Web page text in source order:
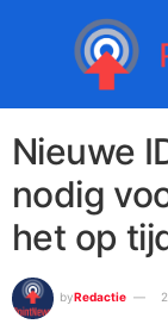
Nieuwe
nodig
het op
byRedactie